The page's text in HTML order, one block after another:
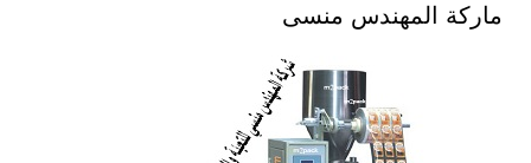
ماركة المهندس منسى